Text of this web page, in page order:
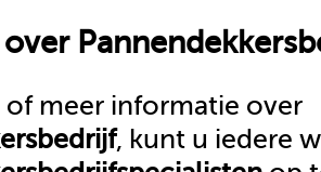
over
of meer informatie over
, kunt u iedere